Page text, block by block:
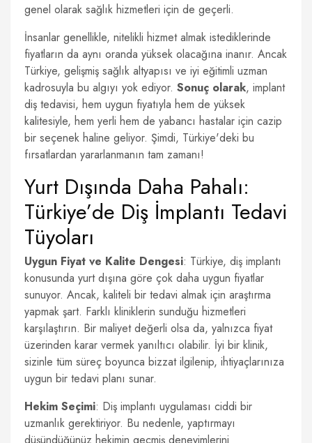
genel olarak sağlık hizmetleri için de geçerli.
İnsanlar genellikle, nitelikli hizmet almak istediklerinde
fiyatların da aynı oranda yüksek olacağına inanır. Ancak
Türkiye, gelişmiş sağlık altyapısı ve iyi eğitimli uzman
kadrosuyla bu algıyı yok ediyor. Sonuç olarak, implant
diş tedavisi, hem uygun fiyatıyla hem de yüksek
kalitesiyle, hem yerli hem de yabancı hastalar için cazip
bir seçenek haline geliyor. Şimdi, Türkiye'deki bu
fırsatlardan yararlanmanın tam zamanı!
Yurt Dışında Daha Pahalı:
Türkiye’de Diş İmplantı Tedavi
Tüyoları
Uygun Fiyat ve Kalite Dengesi: Türkiye, diş implantı
konusunda yurt dışına göre çok daha uygun fiyatlar
sunuyor. Ancak, kaliteli bir tedavi almak için araştırma
yapmak şart. Farklı kliniklerin sunduğu hizmetleri
karşılaştırın. Bir maliyet değerli olsa da, yalnızca fiyat
üzerinden karar vermek yanıltıcı olabilir. İyi bir klinik,
sizinle tüm süreç boyunca bizzat ilgilenip, ihtiyaçlarınıza
uygun bir tedavi planı sunar.
Hekim Seçimi: Diş implantı uygulaması ciddi bir
uzmanlık gerektiriyor. Bu nedenle, yaptırmayı